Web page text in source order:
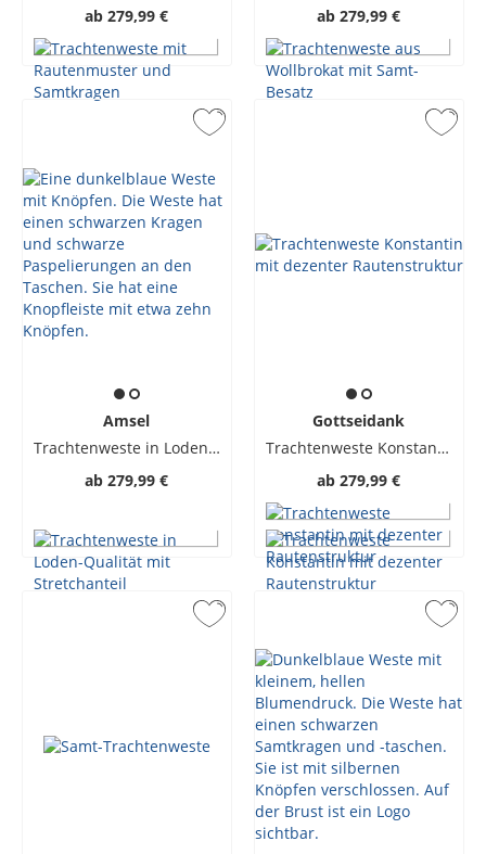
ab 279,99 €
ab 279,99 €
Amsel
Trachtenweste in Loden-Qualität mit Stretchanteil
ab 279,99 €
Gottseidank
Trachtenweste Konstantin mit dezenter Rautenstruktur
ab 279,99 €